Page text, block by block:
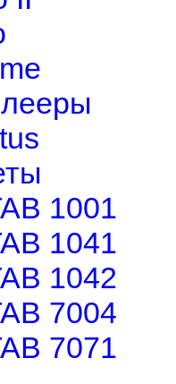
1001
1041
1042
7004
7071